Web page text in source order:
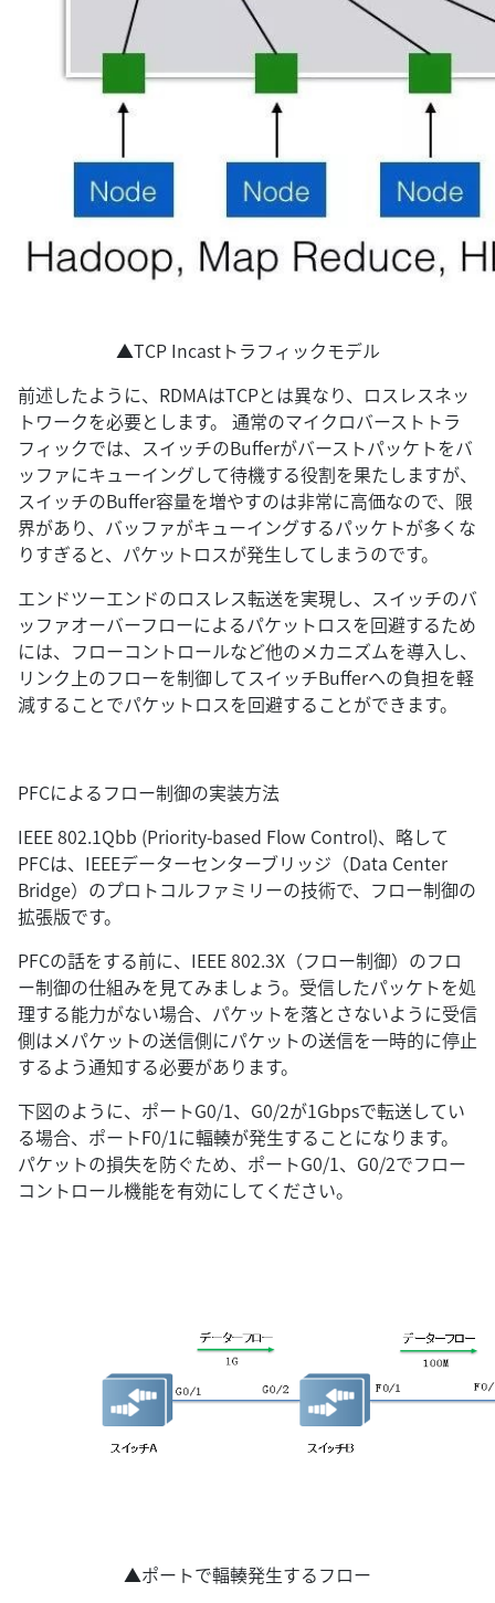
▲TCP Incastトラフィックモデル
前述したように、RDMAはTCPとは異なり、ロスレスネッ
トワークを必要とします。 通常のマイクロバーストトラ
フィックでは、スイッチのBufferがバーストパッケトをバ
ッファにキューイングして待機する役割を果たしますが、
スイッチのBuffer容量を増やすのは非常に高価なので、限
界があり、バッファがキューイングするパッケトが多くな
りすぎると、パケットロスが発生してしまうのです。
エンドツーエンドのロスレス転送を実現し、スイッチのバ
ッファオーバーフローによるパケットロスを回避するため
には、フローコントロールなど他のメカニズムを導入し、
リンク上のフローを制御してスイッチBufferへの負担を軽
減することでパケットロスを回避することができます。
PFCによるフロー制御の実装方法
IEEE 802.1Qbb (Priority-based Flow Control)、略して
PFCは、IEEEデーターセンターブリッジ（Data Center
Bridge）のプロトコルファミリーの技術で、フロー制御の
拡張版です。
PFCの話をする前に、IEEE 802.3X（フロー制御）のフロ
ー制御の仕組みを見てみましょう。受信したパッケトを処
理する能力がない場合、パケットを落とさないように受信
側はメパケットの送信側にパケットの送信を一時的に停止
するよう通知する必要があります。
下図のように、ポートG0/1、G0/2が1Gbpsで転送してい
る場合、ポートF0/1に輻輳が発生することになります。
パケットの損失を防ぐため、ポートG0/1、G0/2でフロー
コントロール機能を有効にしてください。
▲ポートで輻輳発生するフロー